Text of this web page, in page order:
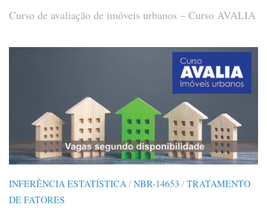
Curso de avaliação de imóveis urbanos – Curso AVALIA
INFERÊNCIA ESTATÍSTICA /NBR-14653 /TRATAMENTO
DE FATORES